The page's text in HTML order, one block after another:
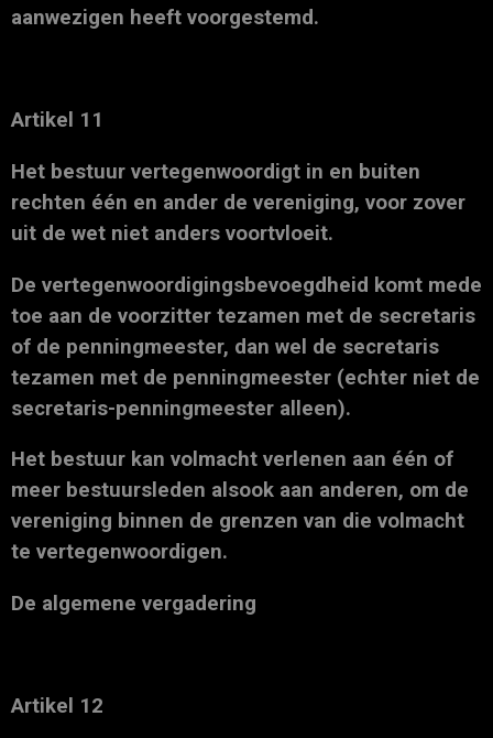
aanwezigen heeft voorgestemd.
Artikel 11
Het bestuur vertegenwoordigt in en buiten
rechten één en ander de vereniging, voor zover
uit de wet niet anders voortvloeit.
De vertegenwoordigingsbevoegdheid komt mede
toe aan de voorzitter tezamen met de secretaris
of de penningmeester, dan wel de secretaris
tezamen met de penningmeester (echter niet de
secretaris-penningmeester alleen).
Het bestuur kan volmacht verlenen aan één of
meer bestuursleden alsook aan anderen, om de
vereniging binnen de grenzen van die volmacht
te vertegenwoordigen.
De algemene vergadering
Artikel 12